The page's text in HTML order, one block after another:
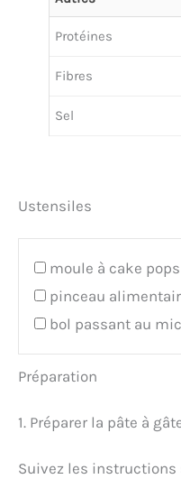
Protéines
Fibres
Sel
Ustensiles
moule à cake pops
pinceau
bol passant au
Préparation
1. Préparer la pâte à
Suivez les instructions